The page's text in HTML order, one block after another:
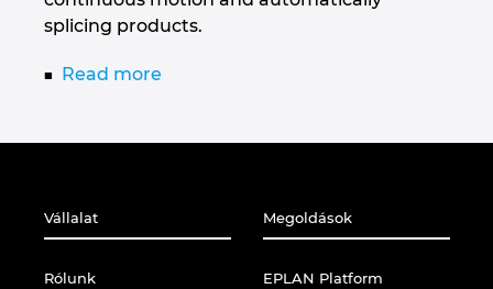
splicing products.
Read more
Vállalat
Rólunk
Megoldások
EPLAN Platform